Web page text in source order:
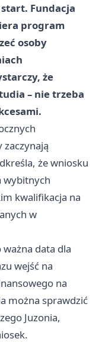
Fundacja
program
osoby
że
– nie trzeba
że wniosku
wybitnych
kwalifikacja na
w
ważna data dla
wejść na
na
można sprawdzić
Juzonia,